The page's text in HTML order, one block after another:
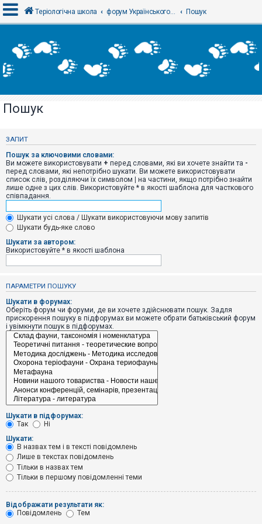
х
і
Р
с
р
а
ц
і
я
Т
е
м
и
б
і
п
о
в
і
д
в
н
т
е
м
и
о
ш
Теріологічна школа форум Українського теріологічного товариства Пошук
Пошук
ЗАПИТ
Пошук за ключовими словами:
Ви можете використовувати + перед словами, які ви хочете знайти та -
перед словами, які непотрібно шукати. Ви можете використовувати
список слів, розділяючи їх символом | на частини, якщо потрібно знайти
лише одне з цих слів. Використовуйте * в якості шаблона для часткового
співпадання.
Шукати усі слова / Шукати використовуючи мову запитів
Шукати будь-яке слово
Шукати за автором:
Використовуйте * в якості шаблона
ПАРАМЕТРИ ПОШУКУ
Шукати в форумах:
Оберіть форум чи форуми, де ви хочете здійснювати пошук. Задля
прискорення пошуку в підфорумах ви можете обрати батьківський форум
і увімкнути пошук в підфорумах.
Шукати в підфорумах:
Так
Ні
Шукати:
В назвах тем і в тексті повідомлень
Лише в текстах повідомлень
Тільки в назвах тем
Тільки в першому повідомленні теми
Відображати результати як:
Повідомлень
Тем